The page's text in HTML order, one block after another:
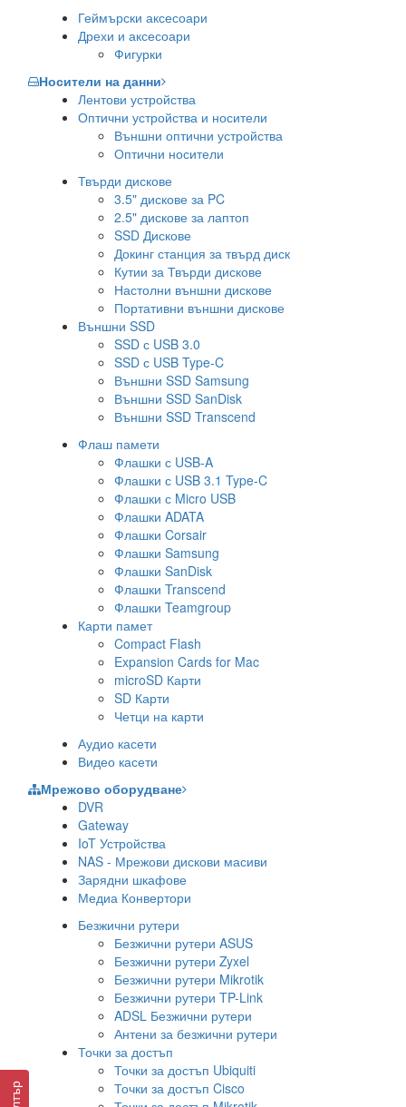
Геймърски аксесоари
Дрехи и аксесоари
Фигурки
Носители на данни
Лентови устройства
Оптични устройства и носители
Външни оптични устройства
Оптични носители
Твърди дискове
3.5" дискове за PC
2.5" дискове за лаптоп
SSD Дискове
Докинг станция за твърд диск
Кутии за Твърди дискове
Настолни външни дискове
Портативни външни дискове
Външни SSD
SSD с USB 3.0
SSD с USB Type-C
Външни SSD Samsung
Външни SSD SanDisk
Външни SSD Transcend
Флаш памети
Флашки с USB-A
Флашки с USB 3.1 Type-C
Флашки с Micro USB
Флашки ADATA
Флашки Corsair
Флашки Samsung
Флашки SanDisk
Флашки Transcend
Флашки Teamgroup
Карти памет
Compact Flash
Expansion Cards for Mac
microSD Карти
SD Карти
Четци на карти
Аудио касети
Видео касети
Мрежово оборудване
DVR
Gateway
IoT Устройства
NAS - Мрежови дискови масиви
Зарядни шкафове
Медиа Конвертори
Безжични рутери
Безжични рутери ASUS
Безжични рутери Zyxel
Безжични рутери Mikrotik
Безжични рутери TP-Link
ADSL Безжични рутери
Антени за безжични рутери
Точки за достъп
Точки за достъп Ubiquiti
Точки за достъп Cisco